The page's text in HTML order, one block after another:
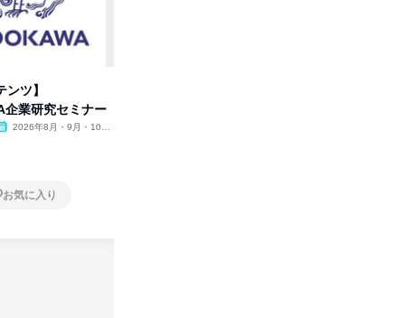
ンツ】
企業研究セミナー
2026年8月・9月・10
お気に入り